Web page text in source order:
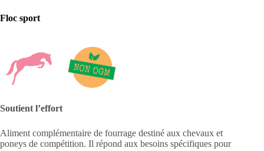
Floc sport
Soutient l’effort
Aliment complémentaire de fourrage destiné aux chevaux et
poneys de compétition. Il répond aux besoins spécifiques pour